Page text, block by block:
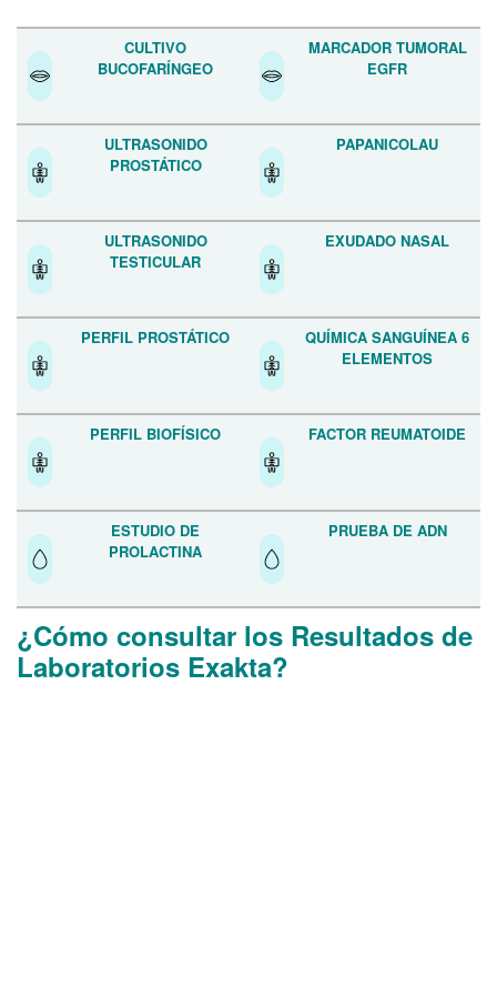
CULTIVO
BUCOFARÍNGEO
MARCADOR TUMORAL
EGFR
ULTRASONIDO
PROSTÁTICO
PAPANICOLAU
ULTRASONIDO
TESTICULAR
EXUDADO NASAL
PERFIL PROSTÁTICO
QUÍMICA SANGUÍNEA 6
ELEMENTOS
PERFIL BIOFÍSICO FACTOR REUMATOIDE
ESTUDIO DE
PROLACTINA
PRUEBA DE ADN
¿Cómo consultar los Resultados de
Laboratorios Exakta?